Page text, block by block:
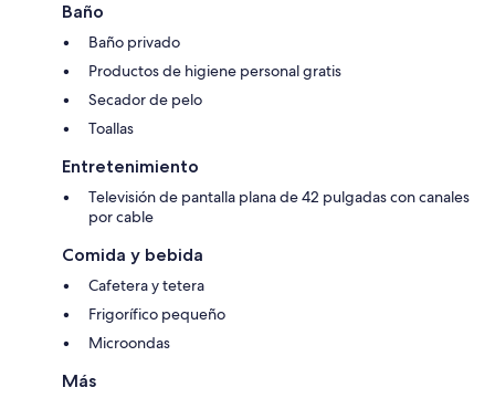
Baño
Baño privado
Productos de higiene personal gratis
Secador de pelo
Toallas
Entretenimiento
Televisión de pantalla plana de 42 pulgadas con canales
por cable
Comida y bebida
Cafetera y tetera
Frigorífico pequeño
Microondas
Más